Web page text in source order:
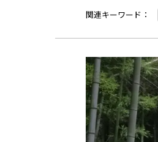
関連キーワード：